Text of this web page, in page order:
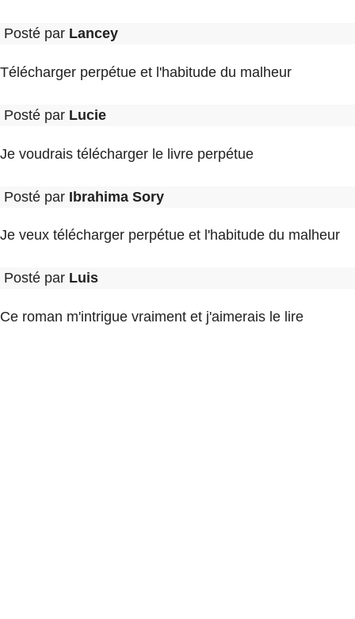
Posté par Lancey
Télécharger perpétue et l'habitude du malheur
Posté par Lucie
Je voudrais télécharger le livre perpétue
Posté par Ibrahima Sory
Je veux télécharger perpétue et l'habitude du malheur
Posté par Luis
Ce roman m'intrigue vraiment et j'aimerais le lire